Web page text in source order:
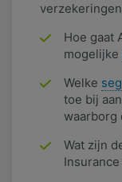
Hoe gaat
mogelijke
Welke
toe bij
waarborg
Wat zijn